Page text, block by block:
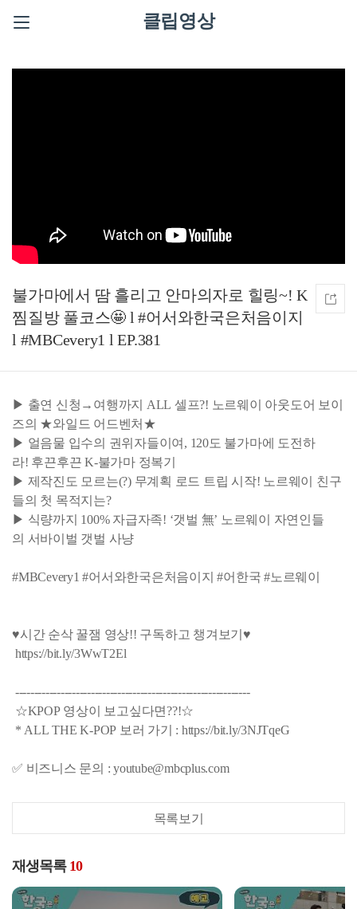
클립영상
불가마에서 땀 흘리고 안마의자로 힐링~! K
찜질방 풀코스🤩 l #어서와한국은처음이지
l #MBCevery1 l EP.381
▶ 출연 신청→여행까지 ALL 셀프?! 노르웨이 아웃도어 보이
즈의 ★와일드 어드벤처★
▶ 얼음물 입수의 권위자들이여, 120도 불가마에 도전하
라! 후끈후끈 K-불가마 정복기
▶ 제작진도 모르는(?) 무계획 로드 트립 시작! 노르웨이 친구
들의 첫 목적지는?
▶ 식량까지 100% 자급자족! ‘갯벌 無’ 노르웨이 자연인들
의 서바이벌 갯벌 사냥
#MBCevery1 #어서와한국은처음이지 #어한국 #노르웨이
♥시간 순삭 꿀잼 영상!! 구독하고 챙겨보기♥
https://bit.ly/3WwT2El
--------------------------------------------------------------
☆KPOP 영상이 보고싶다면??!☆
* ALL THE K-POP 보러 가기 : https://bit.ly/3NJTqeG
✅ 비즈니스 문의 : youtube@mbcplus.com
목록보기
재생목록 10